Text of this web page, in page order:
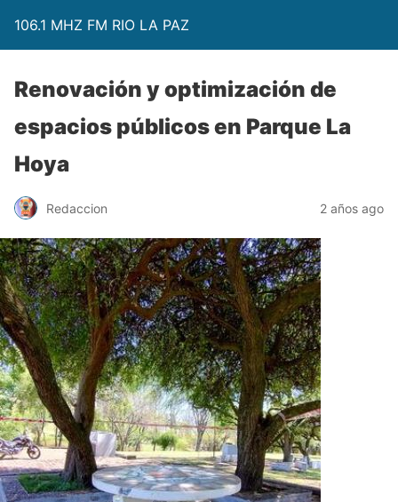
106.1 MHZ FM RIO LA PAZ
Renovación y optimización de
espacios públicos en Parque La
Hoya
Redaccion 2 años ago